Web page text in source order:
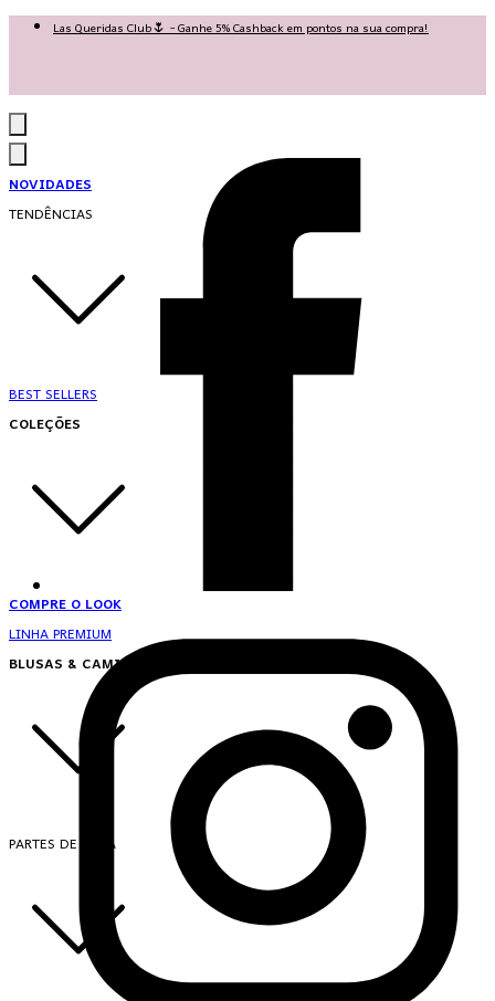
Las Queridas Club🌷 - Ganhe 5% Cashback em pontos na sua compra!
NOVIDADES
TENDÊNCIAS
BEST SELLERS
COLEÇÕES
COMPRE O LOOK
LINHA PREMIUM
BLUSAS & CAMISAS
PARTES DE CIMA